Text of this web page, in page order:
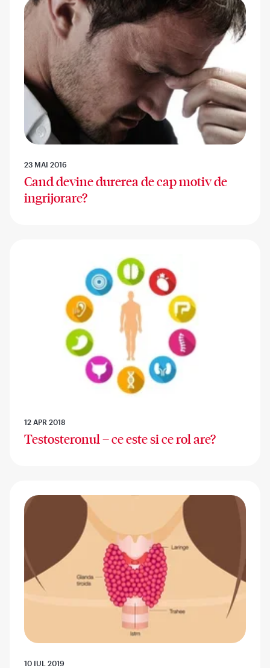
23 MAI 2016
Cand devine durerea de cap motiv de
ingrijorare?
12 APR 2018
Testosteronul – ce este si ce rol are?
10 IUL 2019